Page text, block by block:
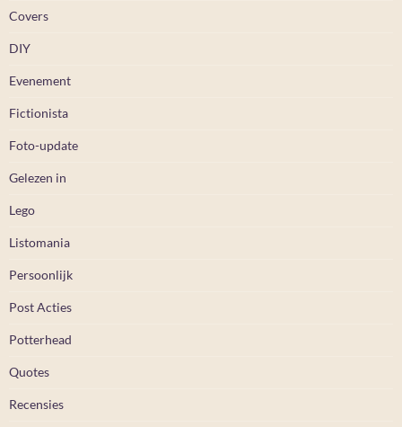
Covers
DIY
Evenement
Fictionista
Foto-update
Gelezen in
Lego
Listomania
Persoonlijk
Post Acties
Potterhead
Quotes
Recensies